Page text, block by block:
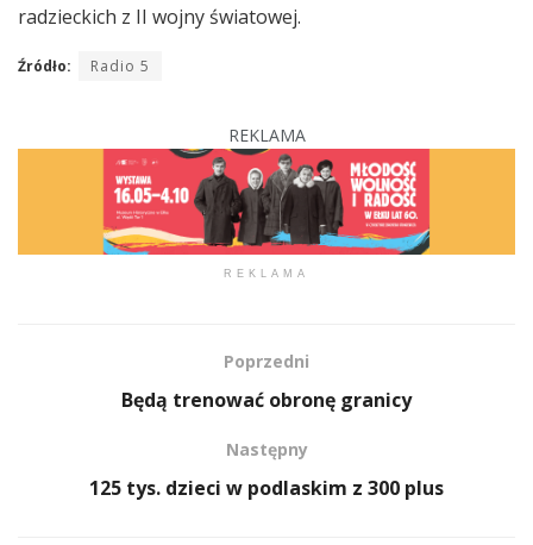
radzieckich z II wojny światowej.
Źródło: Radio 5
REKLAMA
REKLAMA
Poprzedni
Będą trenować obronę granicy
Następny
125 tys. dzieci w podlaskim z 300 plus